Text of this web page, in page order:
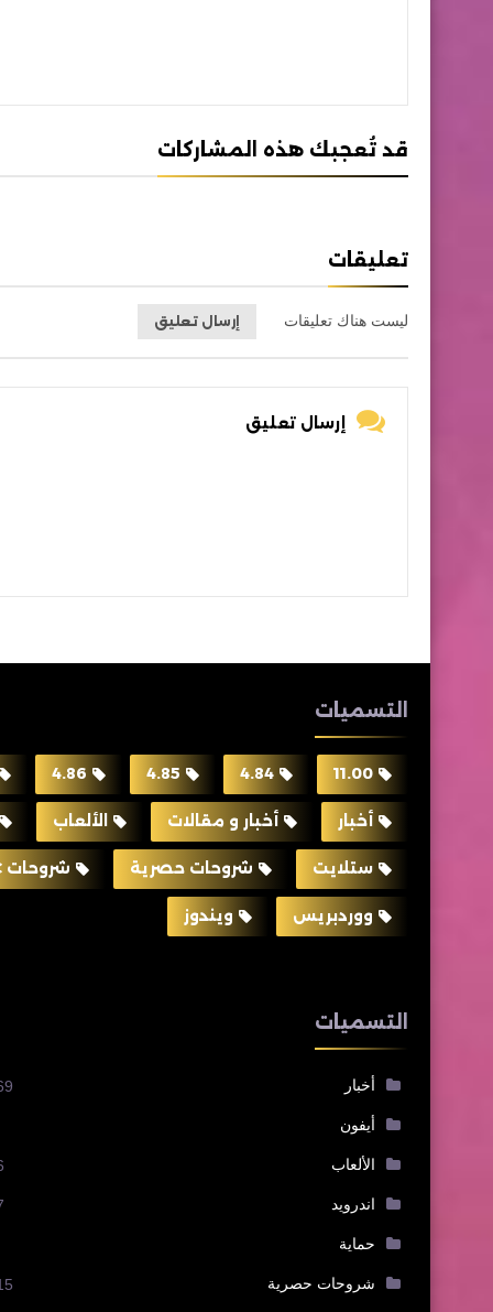
قد تُعجبك هذه المشاركات
تعليقات
ليست هناك تعليقات إرسال تعليق
إرسال تعليق
التسميات
11.00
4.84
4.85
4.86
أخبار أخبار و مقالات الألعاب
ستلايت شروحات حصرية شروحات PC
ووردبريس ويندوز
التسميات
أخبار
أيفون
الألعاب
اندرويد
حماية
شروحات حصرية